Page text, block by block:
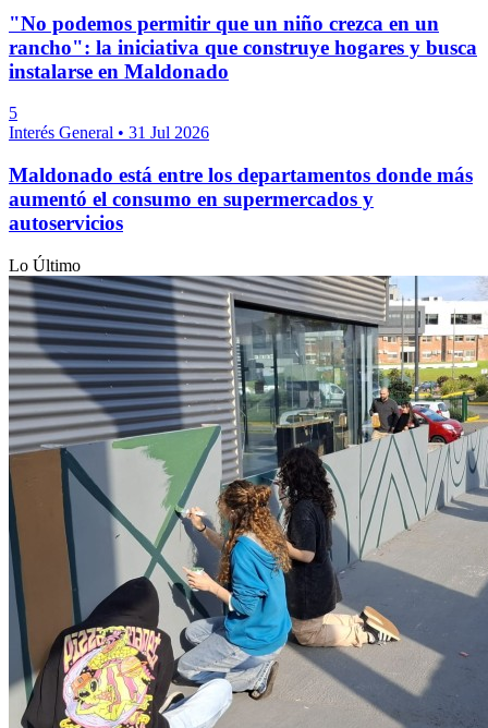
"No podemos permitir que un niño crezca en un
rancho": la iniciativa que construye hogares y busca
instalarse en Maldonado
5
Interés General • 31 Jul 2026
Maldonado está entre los departamentos donde más
aumentó el consumo en supermercados y
autoservicios
Lo Último